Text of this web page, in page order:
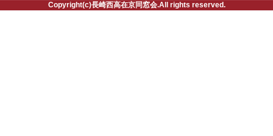
Copyright(c)長崎西高在京同窓会.All rights reserved.